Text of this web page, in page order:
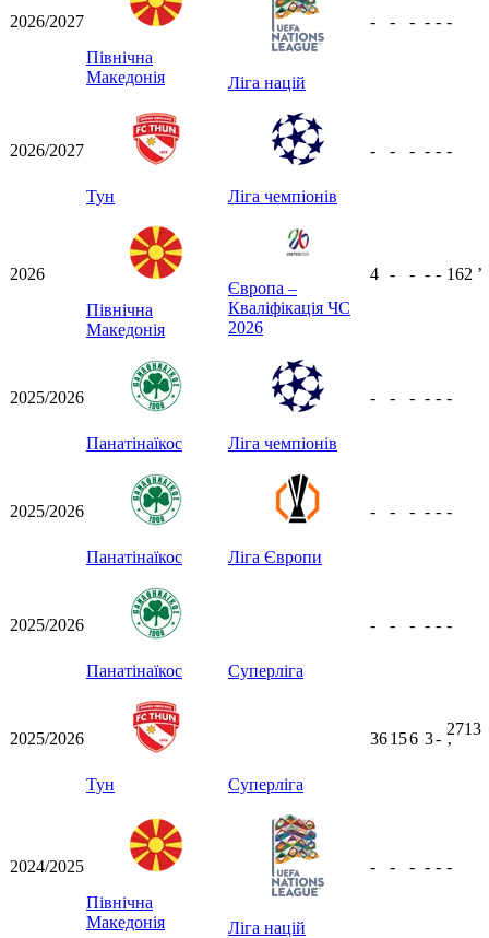
2026/2027
Північна
Македонія
Ліга націй
- - - - - -
2026/2027
Тун Ліга чемпіонів
- - - - - -
2026
Північна
Македонія
Європа –
Кваліфікація ЧС
2026
4 - - - - 162 ʼ
2025/2026
Панатінаїкос Ліга чемпіонів
- - - - - -
2025/2026
Панатінаїкос Ліга Європи
- - - - - -
2025/2026
Панатінаїкос Суперліга
- - - - - -
2025/2026
Тун Суперліга
36156 3-
2713
ʼ
2024/2025
Північна
Македонія
Ліга націй
- - - - - -